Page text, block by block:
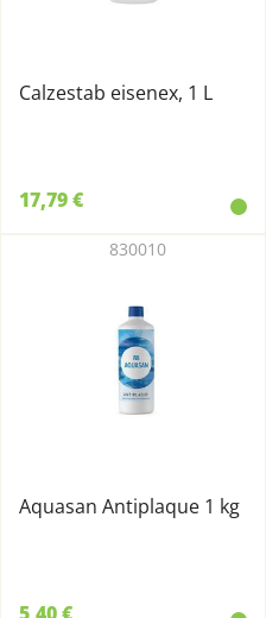
Calzestab eisenex, 1 L
17,79 €
Aquasan Antiplaque 1 kg
830010